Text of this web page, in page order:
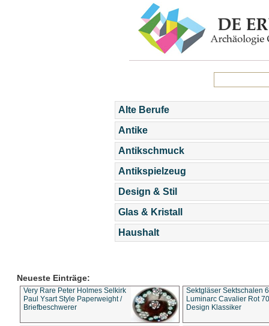
Alte Berufe
Antike
Antikschmuck
Antikspielzeug
Design & Stil
Glas & Kristall
Haushalt
Neueste Einträge:
Very Rare Peter Holmes Selkirk
Paul Ysart Style Paperweight /
Briefbeschwerer
Sektgläser Sektschalen
Luminarc Cavalier Rot
Design Klassiker